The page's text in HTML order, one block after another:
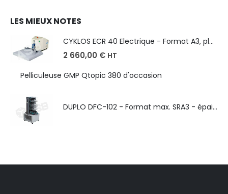
LES MIEUX NOTES
CYKLOS ECR 40 Electrique - Format A3, plusieurs unités coupe
2 660,00 € HT
Pelliculeuse GMP Qtopic 380 d'occasion
DUPLO DFC-102 - Format max. SRA3 - épaisseur de 50 à 130g/m